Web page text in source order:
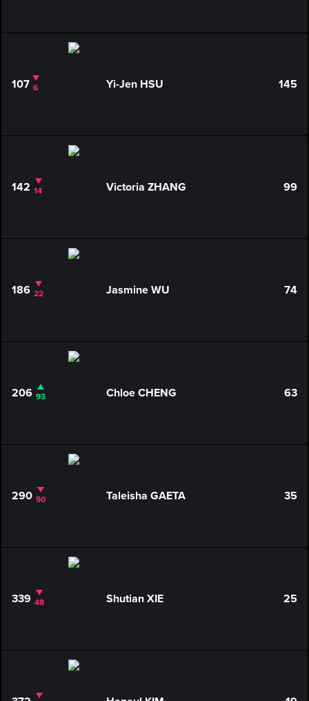
107 6 Yi-Jen HSU 145
142 14 Victoria ZHANG 99
186 22 Jasmine WU 74
206 93 Chloe CHENG 63
290 50 Taleisha GAETA 35
339 48 Shutian XIE 25